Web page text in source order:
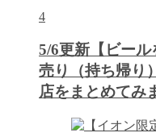
4
5/6更新【ビー
売り（持ち帰り
店をまとめてみ